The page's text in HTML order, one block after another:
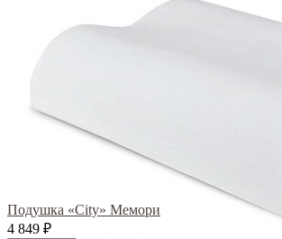
Подушка «City» Мемори
4 849 ₽